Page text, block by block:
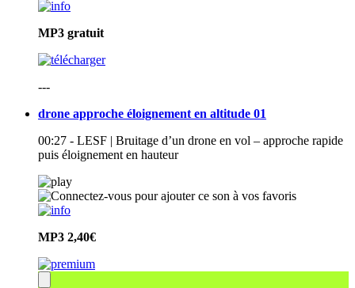
MP3 gratuit
---
drone approche éloignement en altitude 01
00:27 - LESF | Bruitage d’un drone en vol – approche rapide
puis éloignement en hauteur
MP3 2,40€